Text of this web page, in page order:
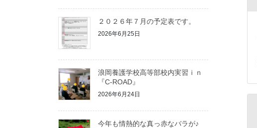
２０２６年７月の予定表です。
2026年6月25日
浪岡養護学校高等部校内実習ｉｎ
『C-ROAD』
2026年6月24日
今年も情熱的な真っ赤なバラが♪